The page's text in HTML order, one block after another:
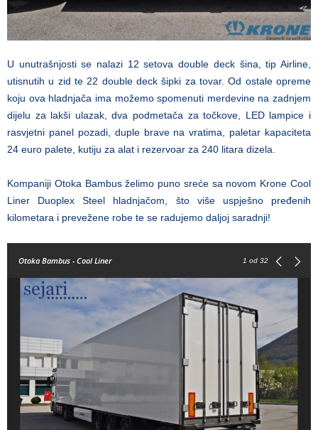
U unutrašnjosti se nalazi 12 setova double deck šina, tip Airline,
utisnutih u zid te 22 double deck šipki za tovar. Od ostale opreme
koju ova hladnjača ima možemo spomenuti merdevine na zadnjem
dijelu za lakši ulazak, dva podmetača za točkove, LED lampice i
rasvjetni panel pozadi, duple brave na vratima, paletar kapaciteta
24 euro palete, kutiju za alat i rezervoar za 240 litara dizela.
Kompaniji Otoka Bambus želimo puno sreće sa novom Krone Cool
Liner Duoplex Steel hladnjačom, što više uspješno pređenih
kilometara i prevežene robe te se radujemo daljoj saradnji!
Otoka Bambus - Cool Liner 1 od 32